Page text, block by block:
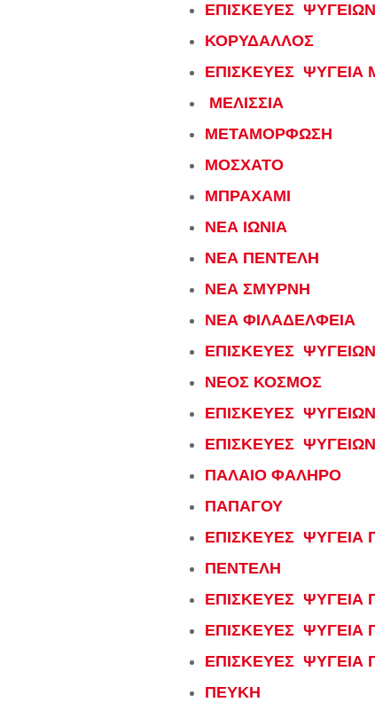
ΕΠΙΣΚΕΥΕΣ
ΚΟΡΥΔΑΛΛΟΣ
ΕΠΙΣΚΕΥΕΣ ΨΥΓΕΙΑ
ΜΕΛΙΣΣΙΑ
ΜΕΤΑΜΟΡΦΩΣΗ
ΜΟΣΧΑΤΟ
ΜΠΡΑΧΑΜΙ
ΝΕΑ ΙΩΝΙΑ
ΝΕΑ ΠΕΝΤΕΛΗ
ΝΕΑ ΣΜΥΡΝΗ
ΝΕΑ ΦΙΛΑΔΕΛΦΕΙΑ
ΕΠΙΣΚΕΥΕΣ
ΝΕΟΣ ΚΟΣΜΟΣ
ΕΠΙΣΚΕΥΕΣ ΨΥΓΕΙΩΝ
ΕΠΙΣΚΕΥΕΣ
ΠΑΛΑΙΟ ΦΑΛΗΡΟ
ΠΑΠΑΓΟΥ
ΕΠΙΣΚΕΥΕΣ ΨΥΓΕΙΑ
ΠΕΝΤΕΛΗ
ΕΠΙΣΚΕΥΕΣ ΨΥΓΕΙΑ
ΕΠΙΣΚΕΥΕΣ ΨΥΓΕΙΑ
ΕΠΙΣΚΕΥΕΣ ΨΥΓΕΙΑ
ΠΕΥΚΗ